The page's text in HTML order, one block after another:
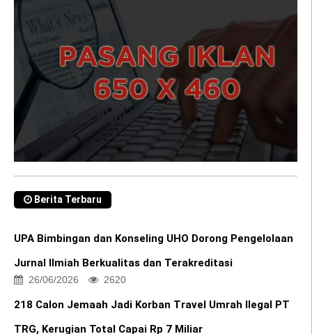
Berita Terbaru
UPA Bimbingan dan Konseling UHO Dorong Pengelolaan
Jurnal Ilmiah Berkualitas dan Terakreditasi
26/06/2026 2620
218 Calon Jemaah Jadi Korban Travel Umrah Ilegal PT
TRG, Kerugian Total Capai Rp 7 Miliar